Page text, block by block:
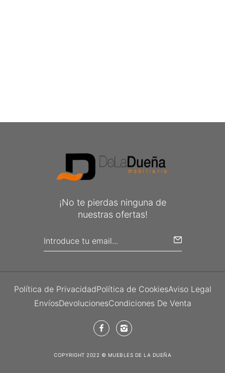
¡No te pierdas ninguna de
nuestras ofertas!
Política de PrivacidadPolítica de CookiesAviso Legal
EnvíosDevolucionesCondiciones De Venta
COPYRIGHT 2022 © MUEBLES DE LA DUEÑA